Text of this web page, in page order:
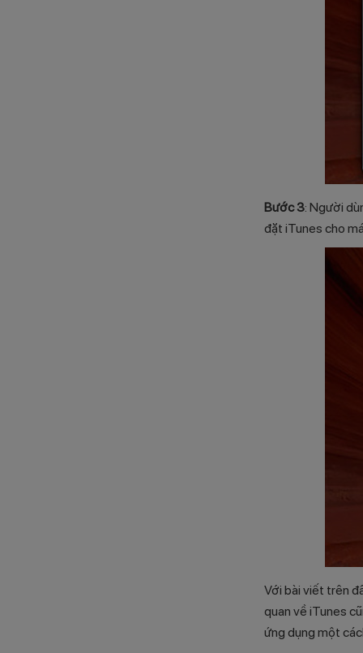
Bước 3: Người
đặt iTunes cho
Với bài viết trên
quan về iTunes
ứng dụng một